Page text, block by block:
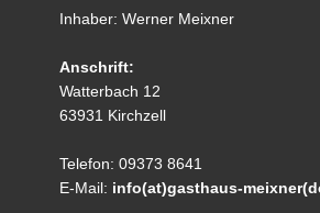
Inhaber: Werner Meixner
Anschrift:
Watterbach 12
63931 Kirchzell
Telefon: 09373 8641
E-Mail: info(at)gasthaus-